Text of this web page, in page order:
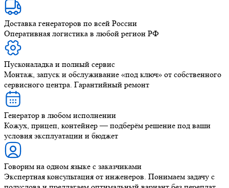
Доставка генераторов по всей России
Оперативная логистика в любой регион РФ
Пусконаладка и полный сервис
Монтаж, запуск и обслуживание «под ключ» от собственного
сервисного центра. Гарантийный ремонт
Генератор в любом исполнении
Кожух, прицеп, контейнер — подберём решение под ваши
условия эксплуатации и бюджет
Говорим на одном языке с заказчиками
Экспертная консультация от инженеров. Понимаем задачу с